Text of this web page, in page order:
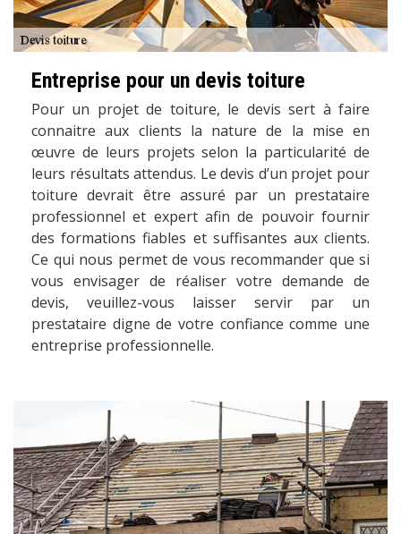
Entreprise pour un devis toiture
Pour un projet de toiture, le devis sert à faire
connaitre aux clients la nature de la mise en
œuvre de leurs projets selon la particularité de
leurs résultats attendus. Le devis d’un projet pour
toiture devrait être assuré par un prestataire
professionnel et expert afin de pouvoir fournir
des formations fiables et suffisantes aux clients.
Ce qui nous permet de vous recommander que si
vous envisager de réaliser votre demande de
devis, veuillez-vous laisser servir par un
prestataire digne de votre confiance comme une
entreprise professionnelle.